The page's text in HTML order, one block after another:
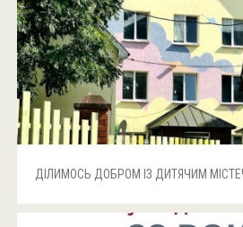
ДІЛИМОСЬ ДОБРОМ ІЗ ДИТЯЧИМ